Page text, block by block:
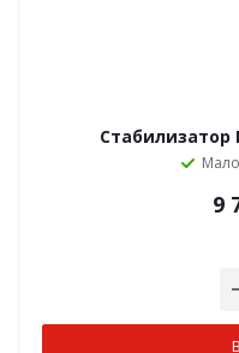
Стабилизатор
Мало
9